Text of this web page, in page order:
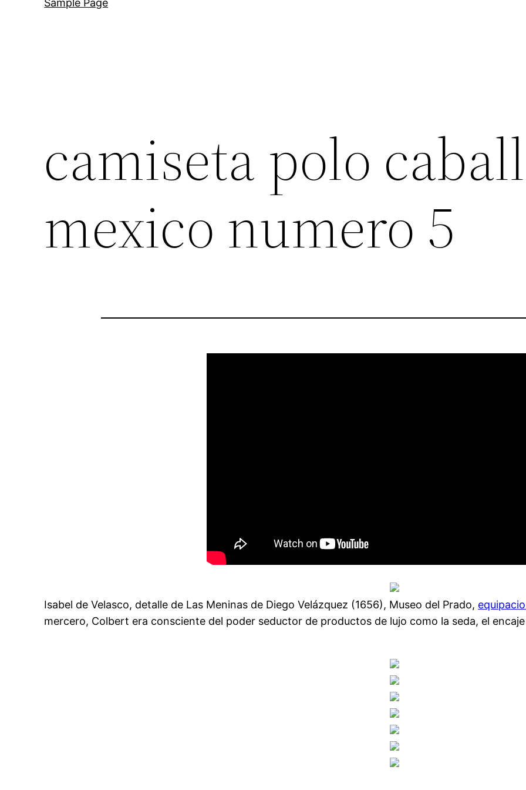
Sample Page
camiseta polo
mexico numero 5
Isabel de Velasco, detalle de Las Meninas de Diego Velázquez (1656), Museo del Prado,
mercero, Colbert era consciente del poder seductor de productos de lujo como la seda, el